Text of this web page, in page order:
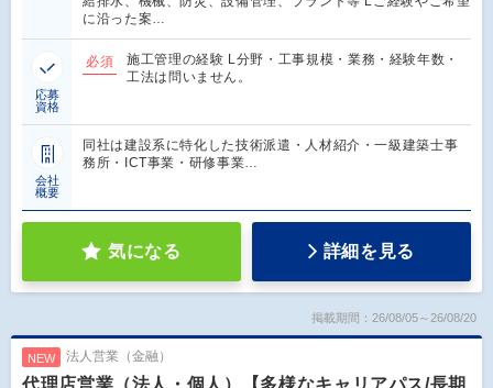
に沿った案…
応募
資格
必須
施工管理の経験 L分野・工事規模・業務・経験年数・
工法は問いません。
会社
概要
同社は建設系に特化した技術派遣・人材紹介・一級建築士事
務所・ICT事業・研修事業…
気になる 詳細を見る
掲載期間：26/08/05～26/08/20
NEW 法人営業（金融）
代理店営業（法人・個人）【多様なキャリアパス/長期